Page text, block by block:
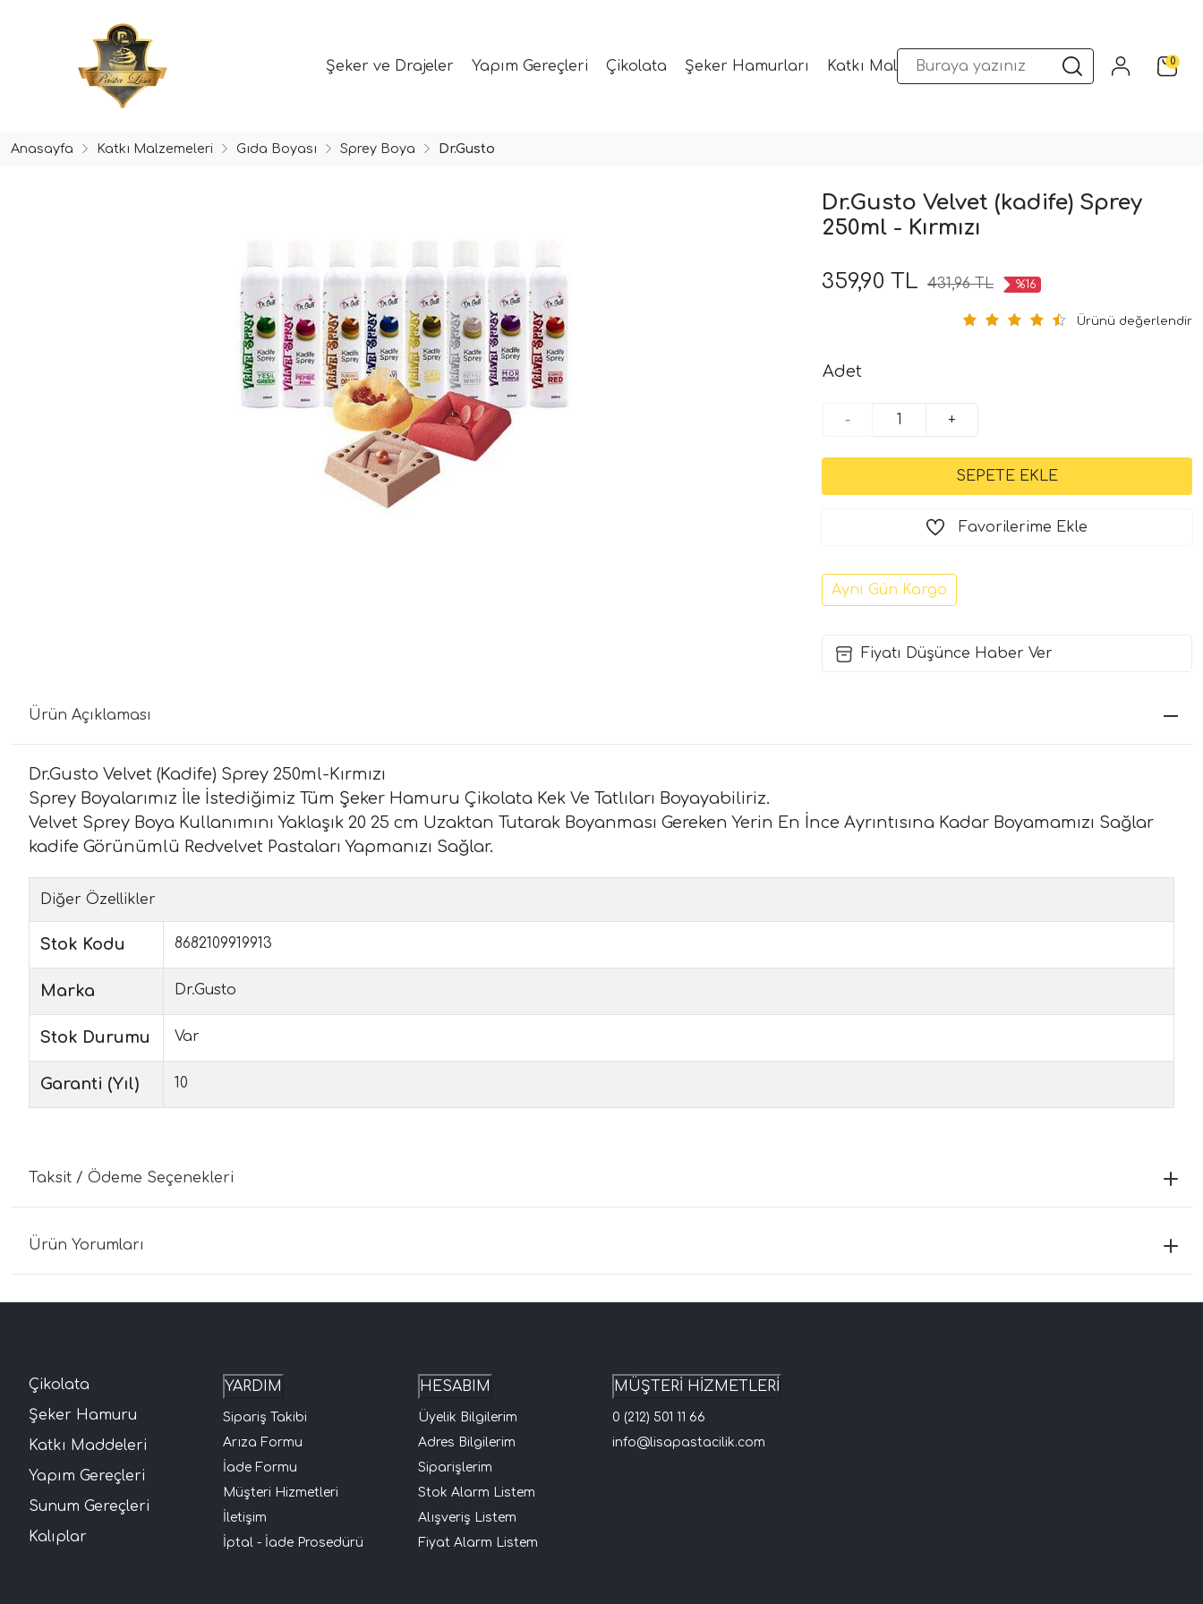
Şeker ve Drajeler Yapım Gereçleri Çikolata Şeker Hamurları Katkı Malzemeleri Sunum Gereçleri Kalıplar0
Anasayfa Katkı Malzemeleri Gıda Boyası Sprey Boya Dr.Gusto
Dr.Gusto Velvet (kadife) Sprey
250ml - Kırmızı
359,90 TL 431,96 TL %16
Ürünü değerlendir
Adet
- +
Favorilerime Ekle
Aynı Gün Kargo
Fiyatı Düşünce Haber Ver
Ürün Açıklaması
Dr.Gusto Velvet (Kadife) Sprey 250ml-Kırmızı
Sprey Boyalarımız İle İstediğimiz Tüm Şeker Hamuru Çikolata Kek Ve Tatlıları Boyayabiliriz.
Velvet Sprey Boya Kullanımını Yaklaşık 20 25 cm Uzaktan Tutarak Boyanması Gereken Yerin En İnce Ayrıntısına Kadar Boyamamızı Sağlar
kadife Görünümlü Redvelvet Pastaları Yapmanızı Sağlar.
Diğer Özellikler
Stok Kodu 8682109919913
Marka Dr.Gusto
Stok Durumu Var
Garanti (Yıl) 10
Taksit / Ödeme Seçenekleri
Ürün Yorumları
Çikolata
Şeker Hamuru
Katkı Maddeleri
Yapım Gereçleri
Sunum Gereçleri
Kalıplar
YARDIM
Sipariş Takibi
Arıza Formu
İade Formu
Müşteri Hizmetleri
İletişim
İptal - İade Prosedürü
HESABIM
Üyelik Bilgilerim
Adres Bilgilerim
Siparişlerim
Stok Alarm Listem
Alışveriş Listem
Fiyat Alarm Listem
MÜŞTERİ HİZMETLERİ
0 (212) 501 11 66
info@lisapastacilik.com